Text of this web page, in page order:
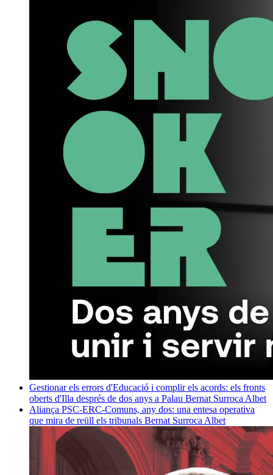
Gestionar els errors d'Educació i complir els acords: els fronts
oberts d'Illa després de dos anys a Palau Bernat Surroca Albet
Aliança PSC-ERC-Comuns, any dos: una entesa operativa
que mira de reüll els tribunals Bernat Surroca Albet